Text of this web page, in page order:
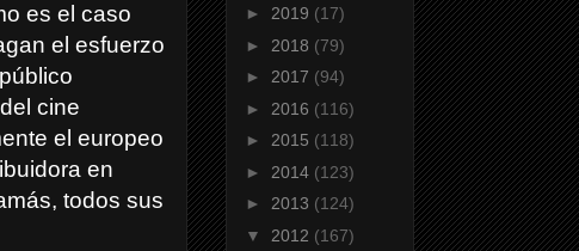
es el caso
el esfuerzo
cine
el europeo
en
todos sus
► 2019 (17)
► 2018 (79)
► 2017 (94)
► 2016 (116)
► 2015 (118)
► 2014 (123)
► 2013 (124)
▼ 2012 (167)